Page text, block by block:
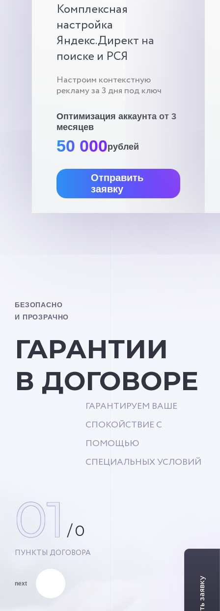
Комплексная
настройка
Яндекс.Директ на
поиске и РСЯ
Настроим контекстную
рекламу за 3 дня под ключ
Оптимизация аккаунта от 3
месяцев
50 000рублей
Отправить
заявку
БЕЗОПАСНО
И ПРОЗРАЧНО
ГАРАНТИИ
В ДОГОВОРЕ
ГАРАНТИРУЕМ ВАШЕ
СПОКОЙСТВИЕ С
ПОМОЩЬЮ
СПЕЦИАЛЬНЫХ УСЛОВИЙ
01 /0
ПУНКТЫ ДОГОВОРА
next